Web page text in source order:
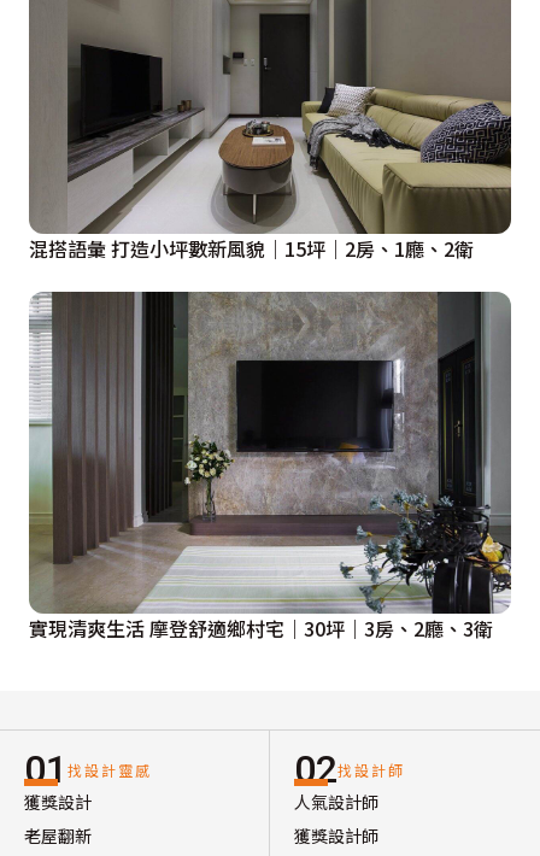
混搭語彙 打造小坪數新風貌｜15坪｜2房、1廳、2衛
實現清爽生活 摩登舒適鄉村宅｜30坪｜3房、2廳、3衛
01 找設計靈感
獲獎設計
老屋翻新
02找設計師
人氣設計師
獲獎設計師